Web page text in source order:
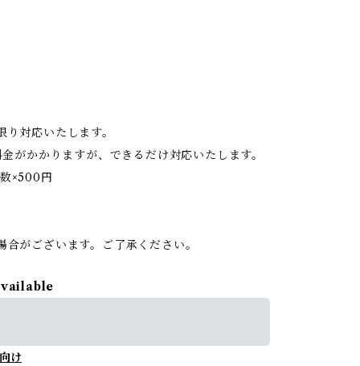
対応いたします。
がかかりますが、できるだけ対応いたします。
×500円
がございます。ご了承ください。
け